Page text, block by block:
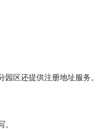
区还提供注册地址服务。
。